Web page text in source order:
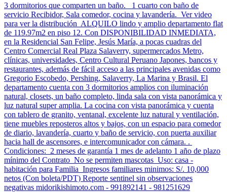
3 dormitorios que comparten un baño. 1 cuarto con baño de
servicio Recibidor, Sala comedor, cocina y lavandería. Ver video
para ver la distribución ALQUILO lindo y amplio departamento flat
de 119.97m2 en piso 12. Con DISPONIBILIDAD INMEDIATA,
en la Residencial San Felipe, Jesús María, a pocas cuadras del
Centro Comercial Real Plaza Salaverry, supermercados Metro,
clínicas, universidades, Centro Cultural Peruano Japones, bancos y
restaurantes, además de fácil acceso a las principales avenidas como
Gregorio Escobedo, Pershing, Salaverry, La Marina y Brasil. El
departamento cuenta con 3 dormitorios amplios con iluminación
natural, closets, un baño completo, linda sala con vista panorámica y
luz natural super amplia. La cocina con vista panorámica y cuenta
con tablero de granito, ventanal, excelente luz natural y ventilación,
tiene muebles reposteros altos y bajos, con un espacio para comedor
de diario, lavandería, cuarto y baño de servicio, con puerta auxiliar
hacia hall de ascensores, e intercomunicador con cámara. .
Condiciones: 2 meses de garantía 1 mes de adelanto 1 año de plazo
mínimo del Contrato No se permiten mascotas Uso: casa -
habitación para Familia Ingresos familiares minimos: S/. 10,000
netos (Con boleta/PDT) Reporte sentinel sin observaciones
negativas midorikishimoto.com - 991892141 - 981251629